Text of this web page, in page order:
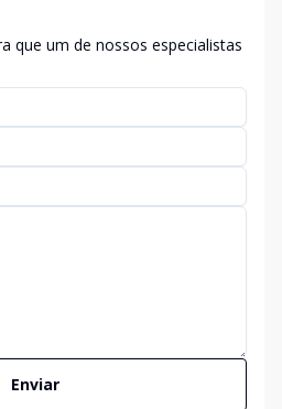
que um de nossos especialistas
Enviar